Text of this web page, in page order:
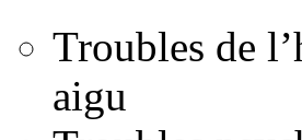
Troubles de
aigu